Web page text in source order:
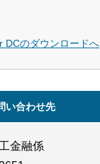
DCのダウンロードへ
い合わせ先
金融係